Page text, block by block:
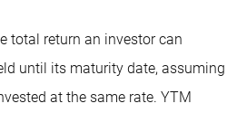
total return an investor can
until its maturity date, assuming
at the same rate. YTM